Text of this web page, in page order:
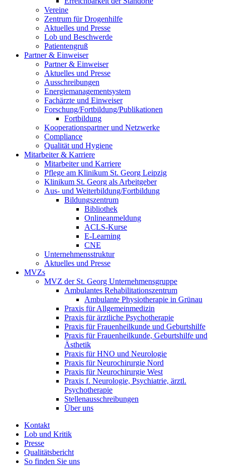
Vereine
Zentrum für Drogenhilfe
Aktuelles und Presse
Lob und Beschwerde
Patientengruß
Partner & Einweiser
Partner & Einweiser
Aktuelles und Presse
Ausschreibungen
Energiemanagementsystem
Fachärzte und Einweiser
Forschung/Fortbildung/Publikationen
Fortbildung
Kooperationspartner und Netzwerke
Compliance
Qualität und Hygiene
Mitarbeiter & Karriere
Mitarbeiter und Karriere
Pflege am Klinikum St. Georg Leipzig
Klinikum St. Georg als Arbeitgeber
Aus- und Weiterbildung/Fortbildung
Bildungszentrum
Bibliothek
Onlineanmeldung
ACLS-Kurse
E-Learning
CNE
Unternehmensstruktur
Aktuelles und Presse
MVZs
MVZ der St. Georg Unternehmensgruppe
Ambulantes Rehabilitationszentrum
Ambulante Physiotherapie in Grünau
Praxis für Allgemeinmedizin
Praxis für ärztliche Psychotherapie
Praxis für Frauenheilkunde und Geburtshilfe
Praxis für Frauenheilkunde, Geburtshilfe und
Ästhetik
Praxis für HNO und Neurologie
Praxis für Neurochirurgie Nord
Praxis für Neurochirurgie West
Praxis f. Neurologie, Psychiatrie, ärztl.
Psychotherapie
Stellenausschreibungen
Über uns
Kontakt
Lob und Kritik
Presse
Qualitätsbericht
So finden Sie uns